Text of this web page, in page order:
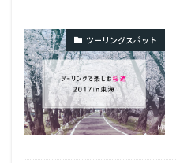
TOP
ツーリングスポット